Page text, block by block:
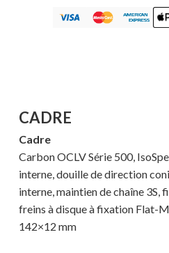
CADRE
Cadre
Carbon OCLV Série 500,
interne, douille de direction
interne, maintien de chaîne 3S,
freins à disque à fixation Flat-
142×12 mm